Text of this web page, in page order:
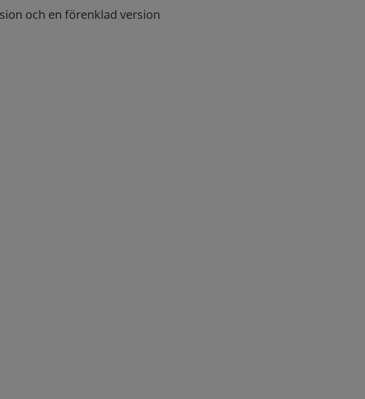
och en förenklad version